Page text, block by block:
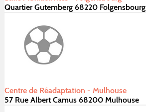
Quartier Gutemberg 68220 Folgensbourg
Centre de Réadaptation - Mulhouse
57 Rue Albert Camus 68200 Mulhouse